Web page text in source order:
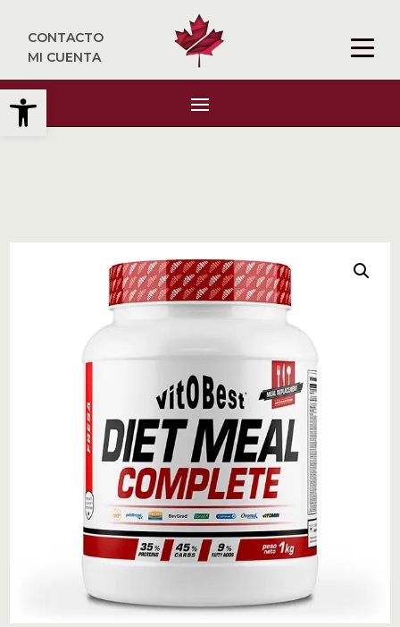
Abrir barra de herramientas
CONTACTO
MI CUENTA